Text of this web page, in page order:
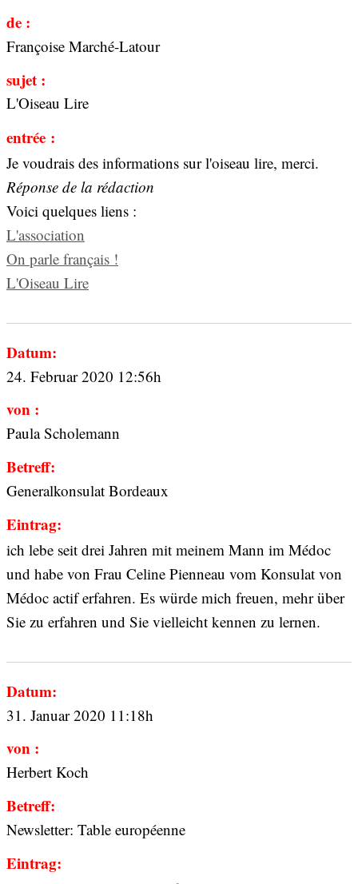
de :
Françoise Marché-Latour
sujet :
L'Oiseau Lire
entrée :
Je voudrais des informations sur l'oiseau lire, merci.
Réponse de la rédaction
Voici quelques liens :
L'association
On parle français !
L'Oiseau Lire
Datum:
24. Februar 2020 12:56h
von :
Paula Scholemann
Betreff:
Generalkonsulat Bordeaux
Eintrag:
ich lebe seit drei Jahren mit meinem Mann im Médoc
und habe von Frau Celine Pienneau vom Konsulat von
Médoc actif erfahren. Es würde mich freuen, mehr über
Sie zu erfahren und Sie vielleicht kennen zu lernen.
Datum:
31. Januar 2020 11:18h
von :
Herbert Koch
Betreff:
Newsletter: Table européenne
Eintrag: